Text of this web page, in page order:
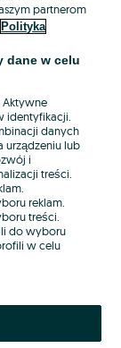
partnerom
Polityka
dane w celu
Aktywne
identyfikacji.
danych
urządzeniu lub
i
treści.
reklam.
treści.
do wyboru
w celu